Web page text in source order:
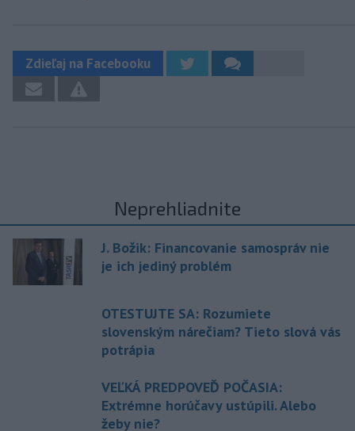
Zdieľaj na Facebooku
Neprehliadnite
J. Božik: Financovanie samospráv nie
je ich jediný problém
OTESTUJTE SA: Rozumiete
slovenským nárečiam? Tieto slová vás
potrápia
VEĽKÁ PREDPOVEĎ POČASIA:
Extrémne horúčavy ustúpili. Alebo
žeby nie?